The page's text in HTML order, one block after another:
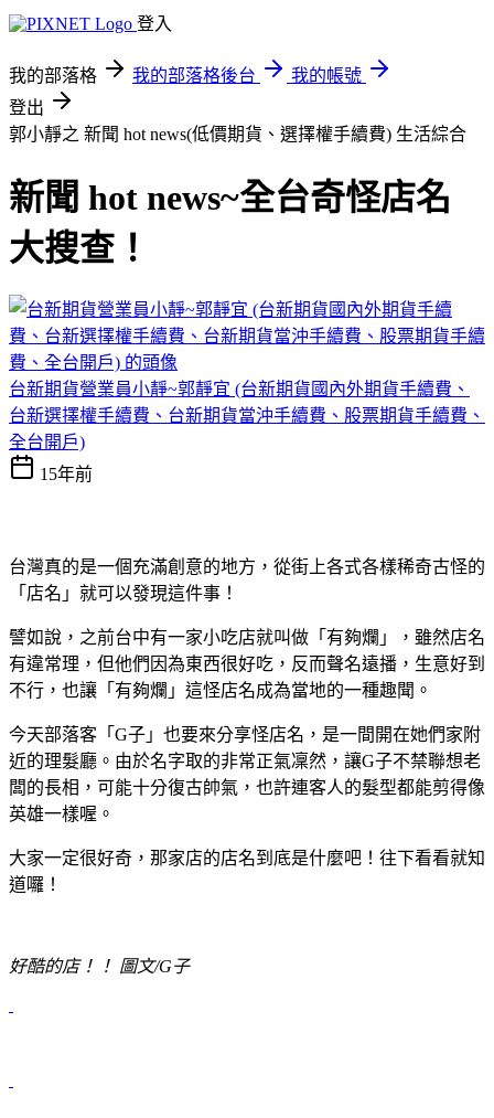
登入
我的部落格 我的部落格後台
我的帳號
登出
郭小靜之 新聞 hot news(低價期貨、選擇權手續費) 生活綜合
新聞 hot news~全台奇怪店名
大搜查！
台新期貨營業員小靜~郭靜宜 (台新期貨國內外期貨手續費、
台新選擇權手續費、台新期貨當沖手續費、股票期貨手續費、
全台開戶)
15年前
台灣真的是一個充滿創意的地方，從街上各式各樣稀奇古怪的
「店名」就可以發現這件事！
譬如說，之前台中有一家小吃店就叫做「有夠爛」，雖然店名
有違常理，但他們因為東西很好吃，反而聲名遠播，生意好到
不行，也讓「有夠爛」這怪店名成為當地的一種趣聞。
今天部落客「G子」也要來分享怪店名，是一間開在她們家附
近的理髮廳。由於名字取的非常正氣凜然，讓G子不禁聯想老
闆的長相，可能十分復古帥氣，也許連客人的髮型都能剪得像
英雄一樣喔。
大家一定很好奇，那家店的店名到底是什麼吧！往下看看就知
道囉！
好酷的店！！ 圖文/G子